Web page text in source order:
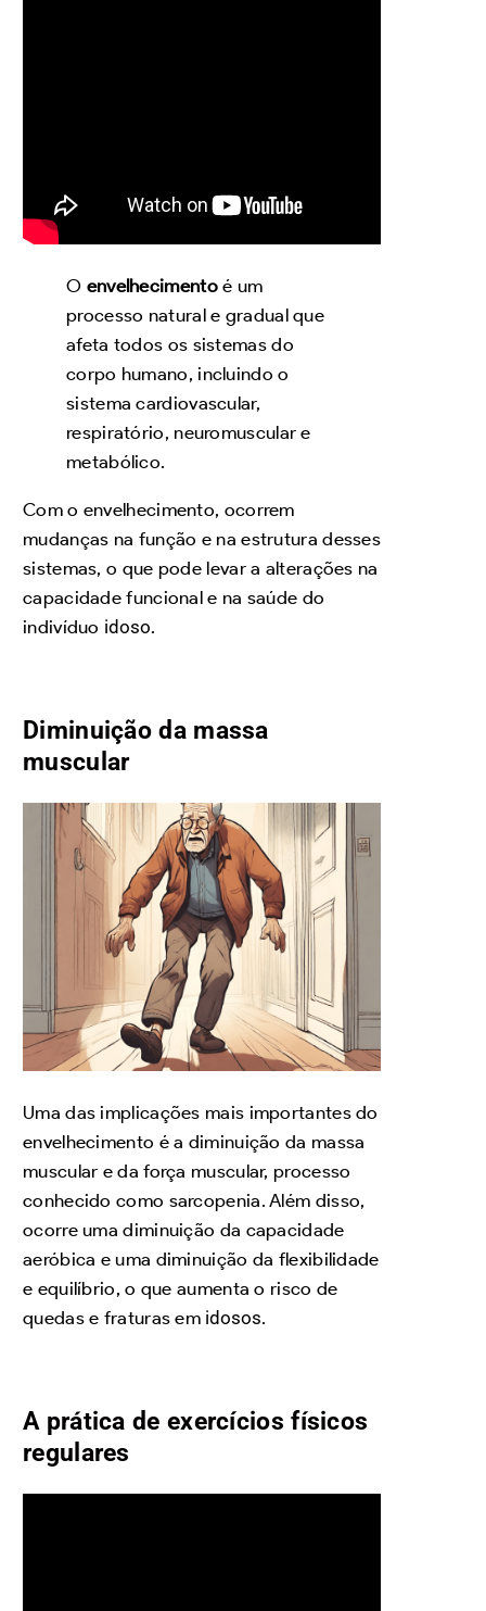
O envelhecimentoé um
processo natural e gradual que
afeta todos os sistemas do
corpo humano, incluindo o
sistema cardiovascular,
respiratório, neuromuscular e
metabólico.
Com o envelhecimento, ocorrem
mudanças na função e na estrutura desses
sistemas, o que pode levar a alterações na
capacidade funcional e na saúde do
indivíduo idoso.
Diminuição da massa
muscular
Uma das implicações mais importantes do
envelhecimento é a diminuição da massa
muscular e da força muscular, processo
conhecido como sarcopenia. Além disso,
ocorre uma diminuição da capacidade
aeróbica e uma diminuição da flexibilidade
e equilíbrio, o que aumenta o risco de
quedas e fraturas em idosos.
A prática de exercícios físicos
regulares